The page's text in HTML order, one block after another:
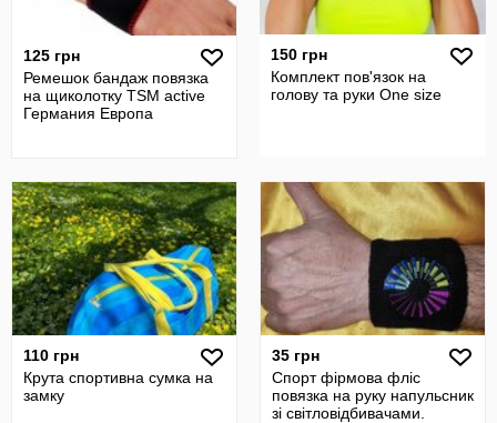
125 грн
Ремешок бандаж повязка
на щиколотку TSM active
Германия Европа
150 грн
Комплект пов'язок на
голову та руки One size
110 грн
Крута спортивна сумка на
замку
35 грн
Спорт фірмова фліс
повязка на руку напульсник
зі світловідбивачами.